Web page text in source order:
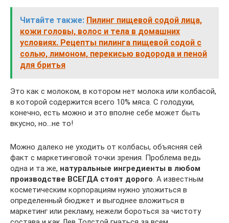
Читайте также: Пилинг пищевой содой лица,
кожи головы, волос и тела в домашних
условиях. Рецепты пилинга пищевой содой с
солью, лимоном, перекисью водорода и пеной
для бритья
Это как с молоком, в котором нет молока или колбасой,
в которой содержится всего 10% мяса. С голодухи,
конечно, есть можно и это вполне себе может быть
вкусно, но…не то!
Можно далеко не уходить от колбасы, объясняя сей
факт с маркетинговой точки зрения. Проблема ведь
одна и та же, натуральные ингредиенты в любом
производстве ВСЕГДА стоят дорого. А известным
косметическим корпорациям нужно уложиться в
определенный бюджет и выгоднее вложиться в
маркетинг или рекламу, нежели бороться за чистоту